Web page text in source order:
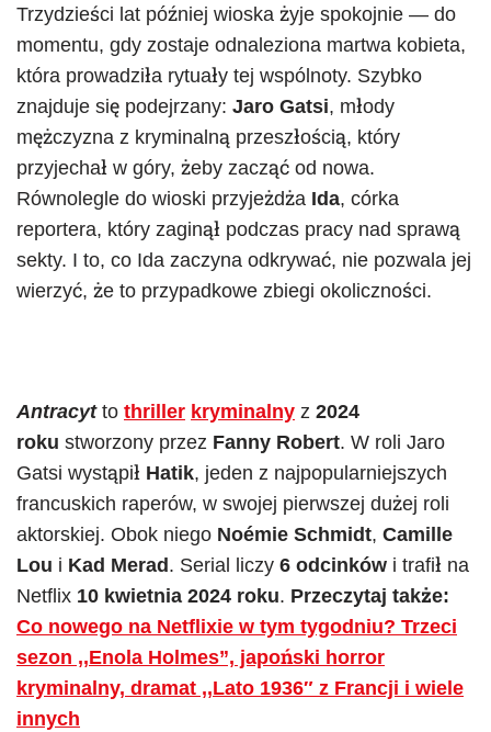
Trzydzieści lat później wioska żyje spokojnie — do
momentu, gdy zostaje odnaleziona martwa kobieta,
która prowadziła rytuały tej wspólnoty. Szybko
znajduje się podejrzany: Jaro Gatsi, młody
mężczyzna z kryminalną przeszłością, który
przyjechał w góry, żeby zacząć od nowa.
Równolegle do wioski przyjeżdża Ida, córka
reportera, który zaginął podczas pracy nad sprawą
sekty. I to, co Ida zaczyna odkrywać, nie pozwala jej
wierzyć, że to przypadkowe zbiegi okoliczności.
Antracytto thriller kryminalny z 2024
roku stworzony przez Fanny Robert. W roli Jaro
Gatsi wystąpił Hatik, jeden z najpopularniejszych
francuskich raperów, w swojej pierwszej dużej roli
aktorskiej. Obok niego Noémie Schmidt, Camille
Lou i Kad Merad . Serial liczy 6 odcinków i trafił na
Netflix 10 kwietnia 2024 roku. Przeczytaj także:
Co nowego na Netflixie w tym tygodniu? Trzeci
sezon ,,Enola Holmes”, japoński horror
kryminalny, dramat ,,Lato 1936″ z Francji i wiele
innych